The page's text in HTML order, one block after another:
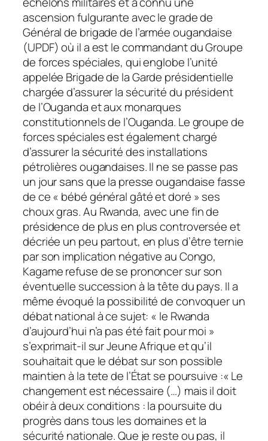
ascension fulgurante avec le grade de
Général de brigade de l’armée ougandaise
(UPDF) où il a est le commandant du Groupe
de forces spéciales, qui englobe l’unité
appelée Brigade de la Garde présidentielle
chargée d’assurer la sécurité du président
de l’Ouganda et aux monarques
constitutionnels de l’Ouganda. Le groupe de
forces spéciales est également chargé
d’assurer la sécurité des installations
pétrolières ougandaises. Il ne se passe pas
un jour sans que la presse ougandaise fasse
de ce « bébé général gâté et doré » ses
choux gras. Au Rwanda, avec une fin de
présidence de plus en plus controversée et
décriée un peu partout, en plus d’être ternie
par son implication négative au Congo,
Kagame refuse de se prononcer sur son
éventuelle succession à la tête du pays. Il a
même évoqué la possibilité de convoquer un
débat national à ce sujet: « le Rwanda
d’aujourd’hui n’a pas été fait pour moi »
s’exprimait-il sur Jeune Afrique et qu’il
souhaitait que le débat sur son possible
maintien à la tete de l’État se poursuive :« Le
changement est nécessaire (…) mais il doit
obéir à deux conditions : la poursuite du
progrès dans tous les domaines et la
sécurité nationale. Que je reste ou pas, il